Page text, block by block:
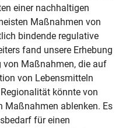
einer nachhaltigen
Maßnahmen von
bindende regulative
fand unsere Erhebung
von Maßnahmen, die auf
von Lebensmitteln
könnte von
Maßnahmen ablenken. Es
für einen